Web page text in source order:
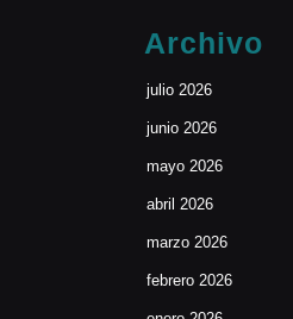
Archivo
julio 2026
junio 2026
mayo 2026
abril 2026
marzo 2026
febrero 2026